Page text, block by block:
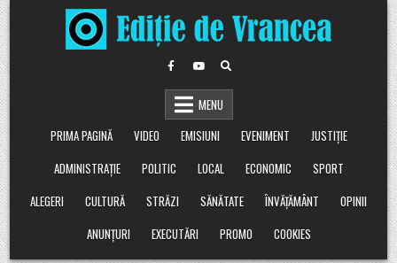
Skip
to
content
MENU
PRIMA PAGINĂ
VIDEO EMISIUNI EVENIMENT
JUSTIȚIE
ADMINISTRAȚIE
POLITIC LOCAL ECONOMIC
SPORT
ALEGERI
CULTURĂ STRĂZI SĂNĂTATE ÎNVĂȚĂMÂNT
OPINII
ANUNȚURI
EXECUTĂRI PROMO COOKIES